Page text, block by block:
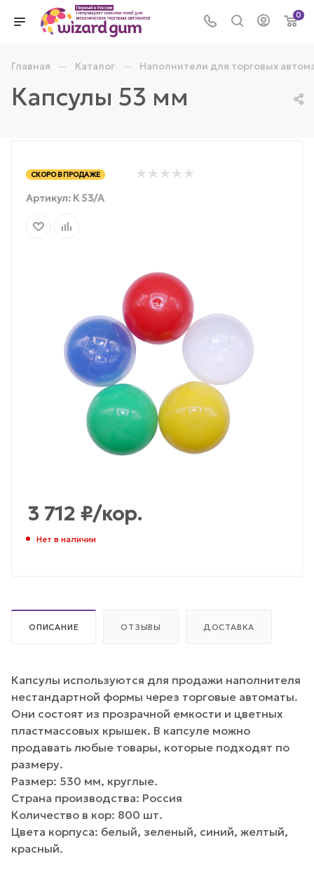
0
Главная — Каталог — Наполнители для торговых
Капсулы 53 мм
СКОРО В ПРОДАЖЕ
Артикул: К 53/А
3 712 ₽/кор.
Нет в наличии
ОПИСАНИЕ ОТЗЫВЫ ДОСТАВКА
Капсулы используются для продажи наполнителя
нестандартной формы через торговые автоматы.
Они состоят из прозрачной емкости и цветных
пластмассовых крышек. В капсуле можно
продавать любые товары, которые подходят по
размеру.
Размер: 530 мм, круглые.
Страна производства: Россия
Количество в кор: 800 шт.
Цвета корпуса: белый, зеленый, синий, желтый,
красный.